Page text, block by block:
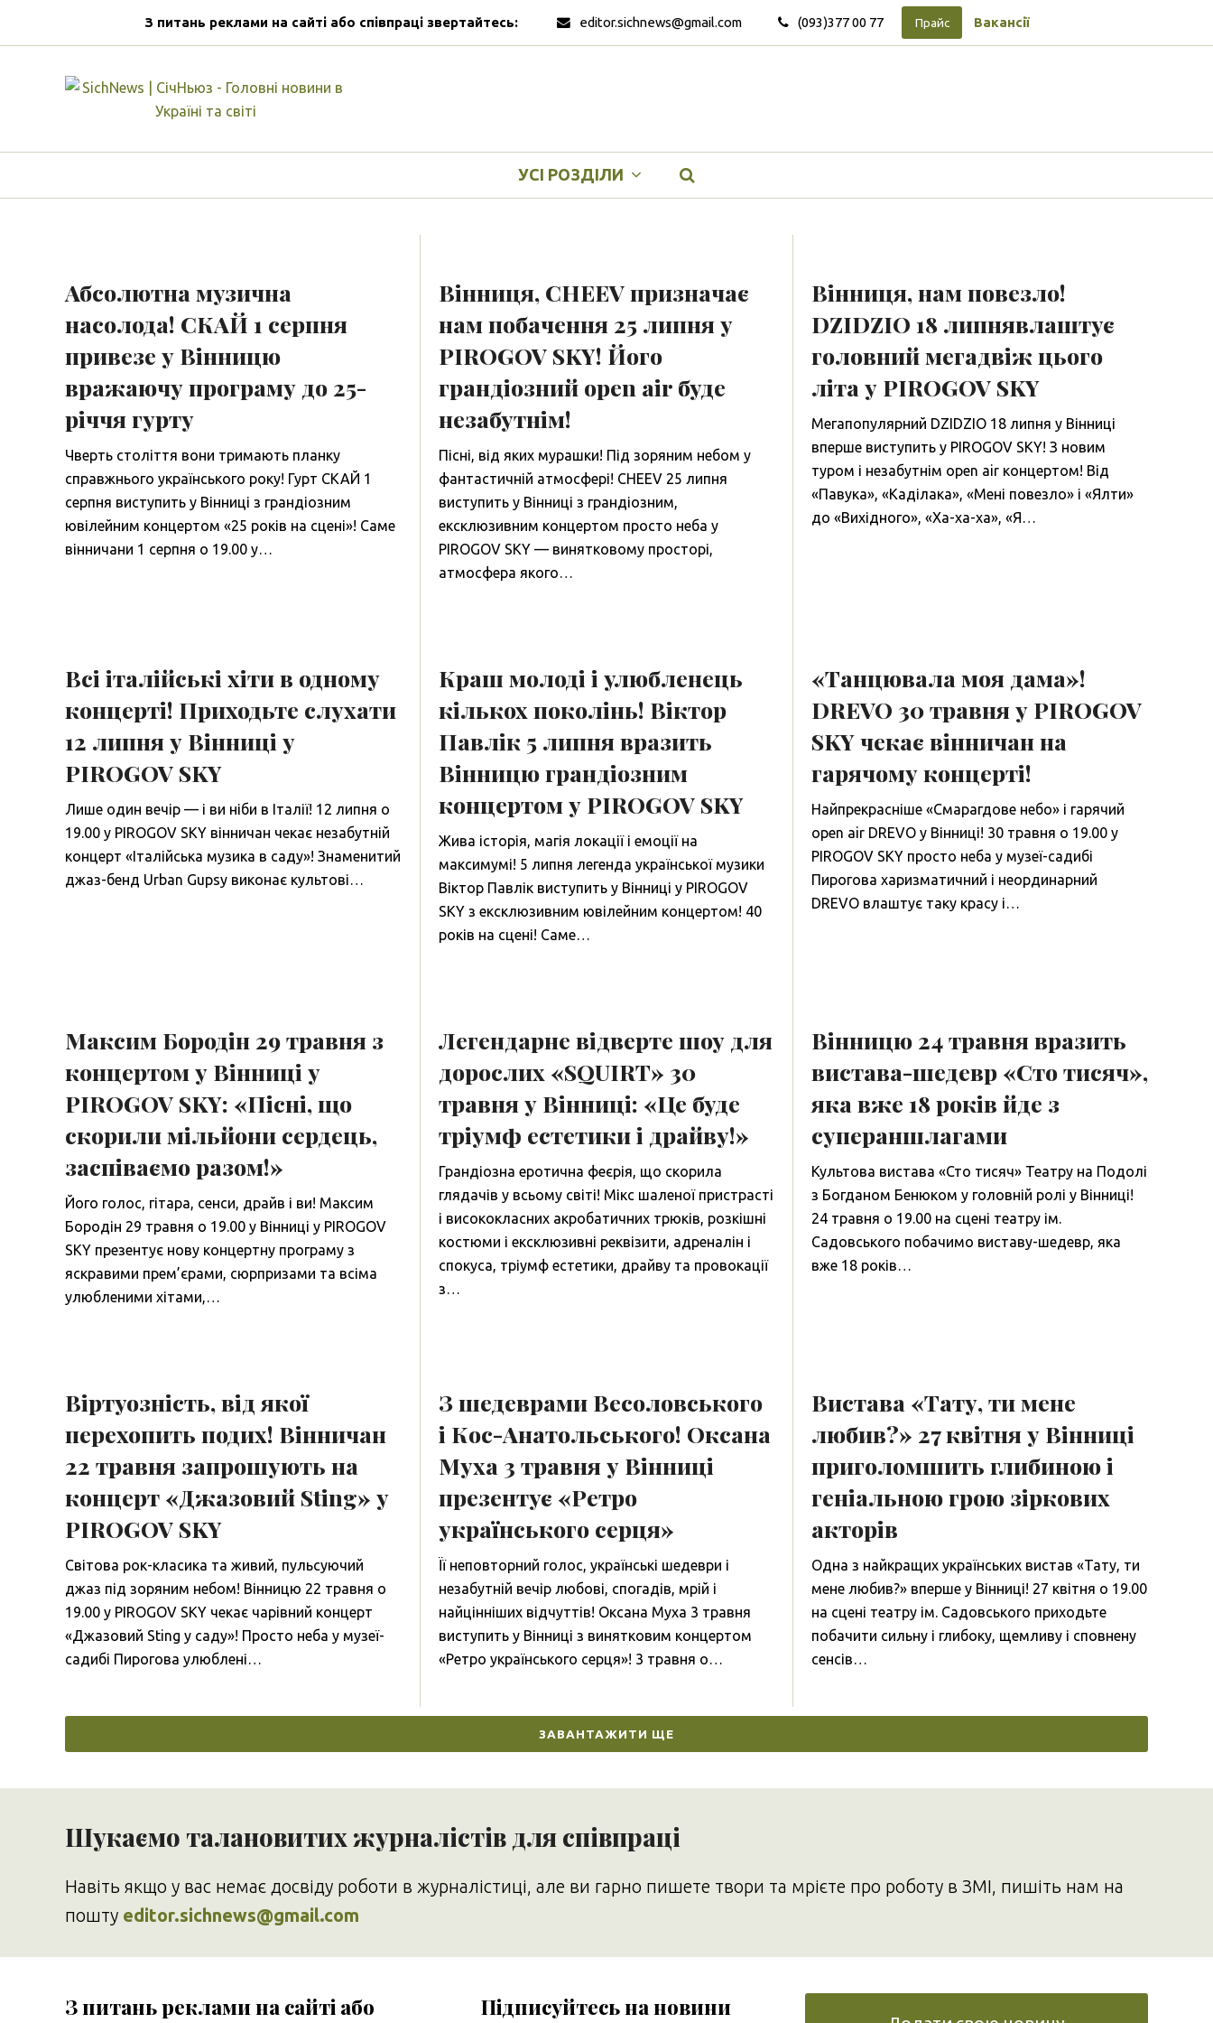
З питань реклами на сайті або співпраці звертайтесь: editor.sichnews@gmail.com (093)377 00 77 Прайс Вакансії
УСІ РОЗДІЛИ
Абсолютна музична
насолода! СКАЙ 1 серпня
привезе у Вінницю
вражаючу програму до 25-
річчя гурту
Чверть століття вони тримають планку
справжнього українського року! Гурт СКАЙ 1
серпня виступить у Вінниці з грандіозним
ювілейним концертом «25 років на сцені»! Саме
вінничани 1 серпня о 19.00 у…
Вінниця, CHEEV призначає
нам побачення 25 липня у
PIROGOV SKY! Його
грандіозний open air буде
незабутнім!
Пісні, від яких мурашки! Під зоряним небом у
фантастичній атмосфері! CHEEV 25 липня
виступить у Вінниці з грандіозним,
ексклюзивним концертом просто неба у
PIROGOV SKY — винятковому просторі,
атмосфера якого…
Вінниця, нам повезло!
DZIDZIO 18 липнявлаштує
головний мегадвіж цього
літа у PIROGOV SKY
Мегапопулярний DZIDZIO 18 липня у Вінниці
вперше виступить у PIROGOV SKY! З новим
туром і незабутнім open air концертом! Від
«Павука», «Каділака», «Мені повезло» і «Ялти»
до «Вихідного», «Ха-ха-ха», «Я…
Всі італійські хіти в одному
концерті! Приходьте слухати
12 липня у Вінниці у
PIROGOV SKY
Лише один вечір — і ви ніби в Італії! 12 липня о
19.00 у PIROGOV SKY вінничан чекає незабутній
концерт «Італійська музика в саду»! Знаменитий
джаз-бенд Urban Gupsy виконає культові…
Краш молоді і улюбленець
кількох поколінь! Віктор
Павлік 5 липня вразить
Вінницю грандіозним
концертом у PIROGOV SKY
Жива історія, магія локації і емоції на
максимумі! 5 липня легенда української музики
Віктор Павлік виступить у Вінниці у PIROGOV
SKY з ексклюзивним ювілейним концертом! 40
років на сцені! Саме…
«Танцювала моя дама»!
DREVO 30 травня у PIROGOV
SKY чекає вінничан на
гарячому концерті!
Найпрекрасніше «Смарагдове небо» і гарячий
open air DREVO у Вінниці! 30 травня о 19.00 у
PIROGOV SKY просто неба у музеї-садибі
Пирогова харизматичний і неординарний
DREVO влаштує таку красу і…
Максим Бородін 29 травня з
концертом у Вінниці у
PIROGOV SKY: «Пісні, що
скорили мільйони сердець,
заспіваємо разом!»
Його голос, гітара, сенси, драйв і ви! Максим
Бородін 29 травня о 19.00 у Вінниці у PIROGOV
SKY презентує нову концертну програму з
яскравими прем’єрами, сюрпризами та всіма
улюбленими хітами,…
Легендарне відверте шоу для
дорослих «SQUIRT» 30
травня у Вінниці: «Це буде
тріумф естетики і драйву!»
Грандіозна еротична феєрія, що скорила
глядачів у всьому світі! Мікс шаленої пристрасті
і висококласних акробатичних трюків, розкішні
костюми і ексклюзивні реквізити, адреналін і
спокуса, тріумф естетики, драйву та провокації
з…
Вінницю 24 травня вразить
вистава-шедевр «Сто тисяч»,
яка вже 18 років йде з
супераншлагами
Культова вистава «Сто тисяч» Театру на Подолі
з Богданом Бенюком у головній ролі у Вінниці!
24 травня о 19.00 на сцені театру ім.
Садовського побачимо виставу-шедевр, яка
вже 18 років…
Віртуозність, від якої
перехопить подих! Вінничан
22 травня запрошують на
концерт «Джазовий Sting» у
PIROGOV SKY
Світова рок-класика та живий, пульсуючий
джаз під зоряним небом! Вінницю 22 травня о
19.00 у PIROGOV SKY чекає чарівний концерт
«Джазовий Sting у саду»! Просто неба у музеї-
садибі Пирогова улюблені…
З шедеврами Весоловського
і Кос-Анатольського! Оксана
Муха 3 травня у Вінниці
презентує «Ретро
українського серця»
Її неповторний голос, українські шедеври і
незабутній вечір любові, спогадів, мрій і
найцінніших відчуттів! Оксана Муха 3 травня
виступить у Вінниці з винятковим концертом
«Ретро українського серця»! 3 травня о…
Вистава «Тату, ти мене
любив?» 27 квітня у Вінниці
приголомшить глибиною і
геніальною грою зіркових
акторів
Одна з найкращих українських вистав «Тату, ти
мене любив?» вперше у Вінниці! 27 квітня о 19.00
на сцені театру ім. Садовського приходьте
побачити сильну і глибоку, щемливу і сповнену
сенсів…
ЗАВАНТАЖИТИ ЩЕ
Шукаємо талановитих журналістів для співпраці
Навіть якщо у вас немає досвіду роботи в журналістиці, але ви гарно пишете твори та мрієте про роботу в ЗМІ, пишіть нам на
пошту editor.sichnews@gmail.com
З питань реклами на сайті або
Підписуйтесь на новини